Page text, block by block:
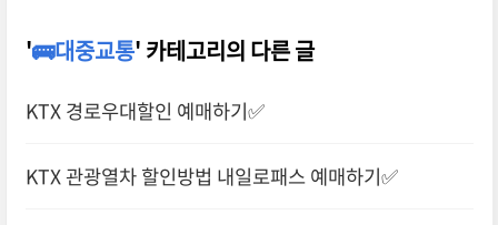
'🚌대중교통' 카테고리의 다른 글
KTX 경로우대할인 예매하기✅
KTX 관광열차 할인방법 내일로패스 예매하기✅